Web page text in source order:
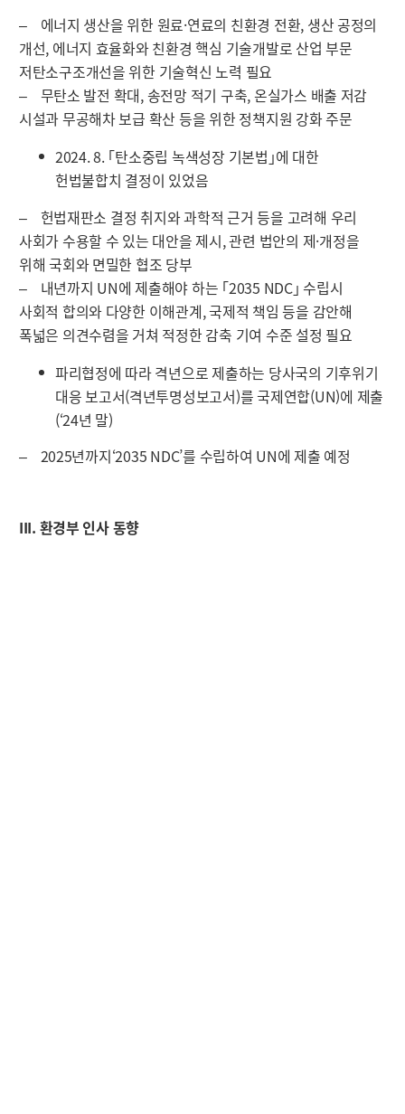
‒ 에너지 생산을 위한 원료·연료의 친환경 전환, 생산 공정의
개선, 에너지 효율화와 친환경 핵심 기술개발로 산업 부문
저탄소구조개선을 위한 기술혁신 노력 필요
‒ 무탄소 발전 확대, 송전망 적기 구축, 온실가스 배출 저감
시설과 무공해차 보급 확산 등을 위한 정책지원 강화 주문
2024. 8. ｢탄소중립 녹색성장 기본법｣에 대한
헌법불합치 결정이 있었음
‒ 헌법재판소 결정 취지와 과학적 근거 등을 고려해 우리
사회가 수용할 수 있는 대안을 제시, 관련 법안의 제·개정을
위해 국회와 면밀한 협조 당부
‒ 내년까지 UN에 제출해야 하는 ｢2035 NDC｣ 수립시
사회적 합의와 다양한 이해관계, 국제적 책임 등을 감안해
폭넓은 의견수렴을 거쳐 적정한 감축 기여 수준 설정 필요
파리협정에 따라 격년으로 제출하는 당사국의 기후위기
대응 보고서(격년투명성보고서)를 국제연합(UN)에 제출
(‘24년 말)
‒ 2025년까지‘2035 NDC’를 수립하여 UN에 제출 예정
III. 환경부 인사 동향